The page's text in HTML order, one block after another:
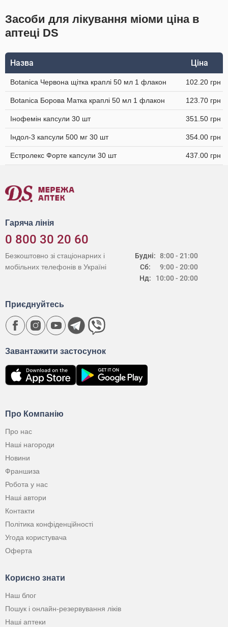
Засоби для лікування міоми ціна в
аптеці DS
Назва Ціна
Botanica Червона щітка краплі 50 мл 1 флакон 102.20 грн
Botanica Борова Матка краплі 50 мл 1 флакон 123.70 грн
Інофемін капсули 30 шт 351.50 грн
Індол-3 капсули 500 мг 30 шт 354.00 грн
Естролекс Форте капсули 30 шт 437.00 грн
Гаряча лінія
0 800 30 20 60
Будні:
Сб:
Нд:
8:00 - 21:00
9:00 - 20:00
10:00 - 20:00
Безкоштовно зі стаціонарних і
мобільних телефонів в Україні
Про Компанію
Про нас
Наші нагороди
Новини
Франшиза
Робота у нас
Наші автори
Контакти
Політика конфіденційності
Угода користувача
Оферта
Корисно знати
Наш блог
Пошук і онлайн-резервування ліків
Наші аптеки
Завантажити застосунок
Приєднуйтесь